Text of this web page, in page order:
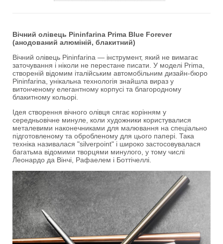
Вічний олівець Pininfarina Prima Blue Forever
(анодований алюміній, блакитний)
Вічний олівець Pininfarina — інструмент, який не вимагає
заточування і ніколи не перестане писати. У моделі Prima,
створеній відомим італійським автомобільним дизайн-бюро
Pininfarina, унікальна технологія знайшла вираз у
витонченому елегантному корпусі та благородному
блакитному кольорі.
Ідея створення вічного олівця сягає корінням у
середньовічне минуле, коли художники користувалися
металевими наконечниками для малювання на спеціально
підготовленому та обробленому для цього папері. Така
техніка називалася "silverpoint" і широко застосовувалася
багатьма відомими творцями минулого, у тому числі
Леонардо да Вінчі, Рафаелем і Боттічеллі.